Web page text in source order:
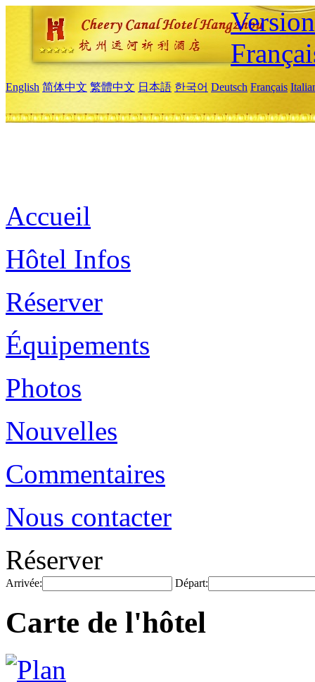
English 简体中文 繁體中文 日本語 한국어 Deutsch Français
Accueil
Hôtel Infos
Réserver
Équipements
Photos
Nouvelles
Commentaires
Nous contacter
Réserver
Arrivée: Départ:
Carte de l'hôtel